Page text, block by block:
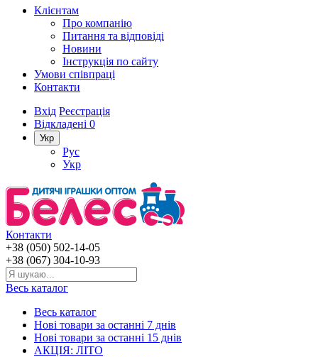
Клієнтам
Про компанію
Питання та відповіді
Новини
Інструкція по сайту
Умови співпраці
Контакти
Вхід Реєстрація
Відкладені 0
Укр
Рус
Укр
Контакти
+38 (050) 502-14-05
+38 (067) 304-10-93
Весь каталог
Весь каталог
Нові товари за останнi 7 днiв
Нові товари за останнi 15 днiв
АКЦІЯ: ЛІТО